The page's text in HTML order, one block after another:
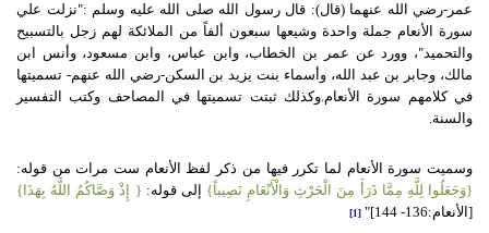
عمر-رضي الله عنهما (قال): قال رسول الله صلى الله عليه وسلم :"نزلت علي
سورة الأنعام جملة واحدة وشيعها سبعون ألفاً من الملائكة لهم زجل بالتسبيح
والتحميد"، وورد عن عمر بن الخطاب، وابن عباس، وابن مسعود، وأنس ابن
مالك، وجابر بن عبد الله، وأسماء بنت يزيد بن السكن-رضي الله عنهم- تسميتها
في كلامهم سورة الأنعام.وكذلك ثبتت تسميتها في المصاحف وكتب التفسير
والسنة.
وسميت سورة الأنعام لما تكرر فيها من ذكر لفظ الأنعام ست مرات من قوله:
{وَجَعَلُوا لِلَّهِ مِمَّا ذَرَأَ مِنَ الْحَرْثِ وَالْأَنْعَامِ نَصِيباً} إلى قوله: { إِذْ وَصَّاكُمُ اللَّهُ بِهَذَا}
[الأنعام:136- 144]"
[1]